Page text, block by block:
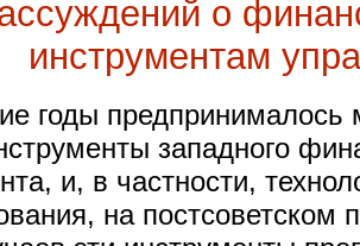
о
инструментам
годы предпринималось
западного
и, в частности,
на постсоветском